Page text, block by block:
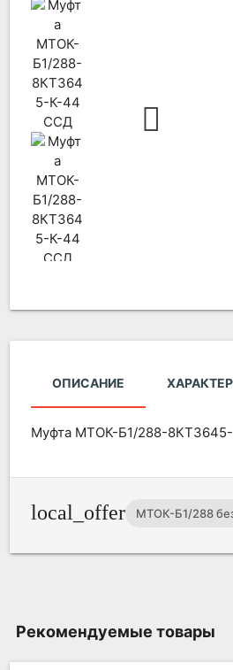
ОПИСАНИЕ
Муфта МТОК-Б1/288-
local_offer МТОК-Б1/288
Рекомендуемые товары